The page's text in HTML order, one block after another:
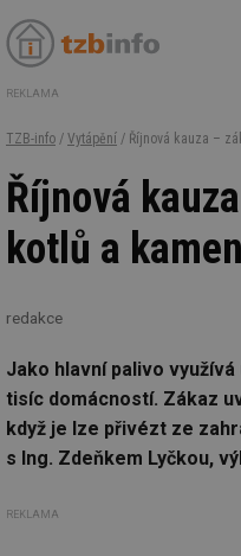
REKLAMA
TZB-info / Vytápění / Říjnová kauza –
Říjnová
kotlů a
redakce
Jako hlavní palivo
tisíc domácností. Zákaz
když je lze přivézt ze
s Ing. Zdeňkem Lyčkou,
REKLAMA